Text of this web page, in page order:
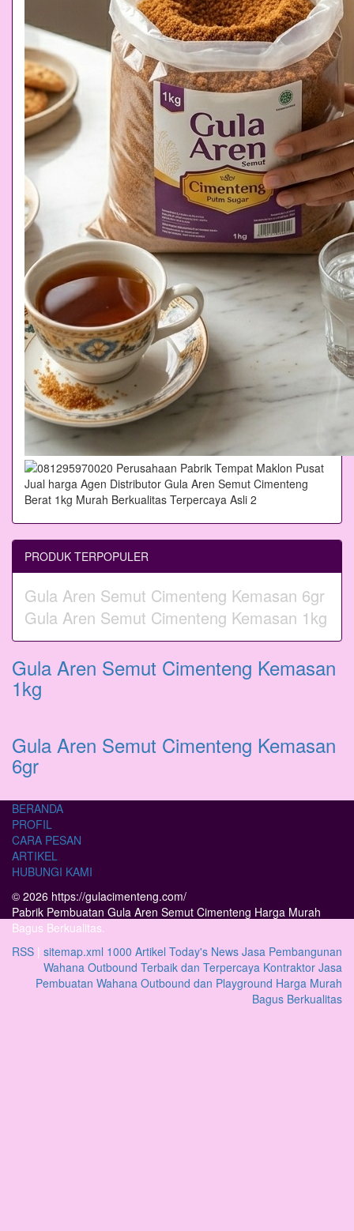
PRODUK TERPOPULER
Gula Aren Semut Cimenteng Kemasan 6gr
Gula Aren Semut Cimenteng Kemasan 1kg
Gula Aren Semut Cimenteng Kemasan
1kg
Gula Aren Semut Cimenteng Kemasan
6gr
BERANDA
PROFIL
CARA PESAN
ARTIKEL
HUBUNGI KAMI
© 2026 https://gulacimenteng.com/
Pabrik Pembuatan Gula Aren Semut Cimenteng Harga Murah
Bagus Berkualitas.
RSS | sitemap.xml 1000 Artikel Today's News Jasa Pembangunan
Wahana Outbound Terbaik dan Terpercaya Kontraktor Jasa
Pembuatan Wahana Outbound dan Playground Harga Murah
Bagus Berkualitas